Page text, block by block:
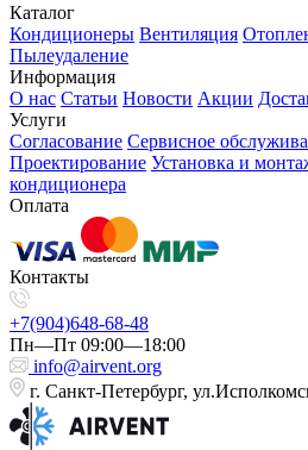
Каталог
Кондиционеры Вентиляция
Пылеудаление
Информация
О нас Статьи Новости Акции
Услуги
Согласование Сервисное
Проектирование Установка и
кондиционера
Оплата
Контакты
+7(904)648-68-48
Пн—Пт 09:00—18:00
info@airvent.org
г. Санкт-Петербург,